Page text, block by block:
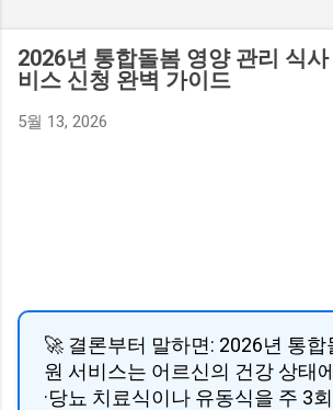
2026년 통합돌봄 영양 관리 식사
비스 신청 완벽 가이드
5월 13, 2026
🚀 결론부터 말하면: 2026년 통합
원 서비스는 어르신의 건강 상태
·당뇨 치료식이나 유동식을 주 3